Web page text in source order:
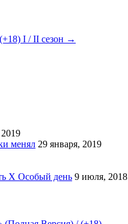
I / II сезон →
менял 29 января, 2019
Х Особый день 9 июля, 2018